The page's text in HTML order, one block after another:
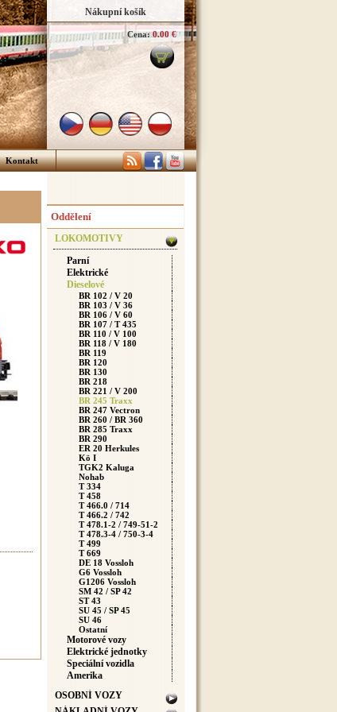
Nákupní košík
Cena: 0.00 €
Kontakt
Oddělení
LOKOMOTIVY
Parní
Elektrické
Dieselové
BR 102 / V 20
BR 103 / V 36
BR 106 / V 60
BR 107 / T 435
BR 110 / V 100
BR 118 / V 180
BR 119
BR 120
BR 130
BR 218
BR 221 / V 200
BR 245 Traxx
BR 247 Vectron
BR 260 / BR 360
BR 285 Traxx
BR 290
ER 20 Herkules
Kö I
TGK2 Kaluga
Nohab
T 334
T 458
T 466.0 / 714
T 466.2 / 742
T 478.1-2 / 749-51-2
T 478.3-4 / 750-3-4
T 499
T 669
DE 18 Vossloh
G6 Vossloh
G1206 Vossloh
SM 42 / SP 42
ST 43
SU 45 / SP 45
SU 46
Ostatní
Motorové vozy
Elektrické jednotky
Speciální vozidla
Amerika
OSOBNÍ VOZY